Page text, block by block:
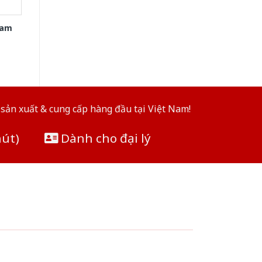
xuất & cung cấp hàng đầu tại Việt Nam!
Dành cho đại lý